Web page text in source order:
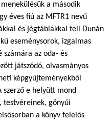
a második
éves fiú az MFTR1 nevű
és jégtáblákkal teli Dunán
eseménysorok, izgalmas
az oda- és
játszódó, olvasmányos
képgyűjteményekből
e helyütt mond
testvéreinek, gönyűi
a könyv felelős